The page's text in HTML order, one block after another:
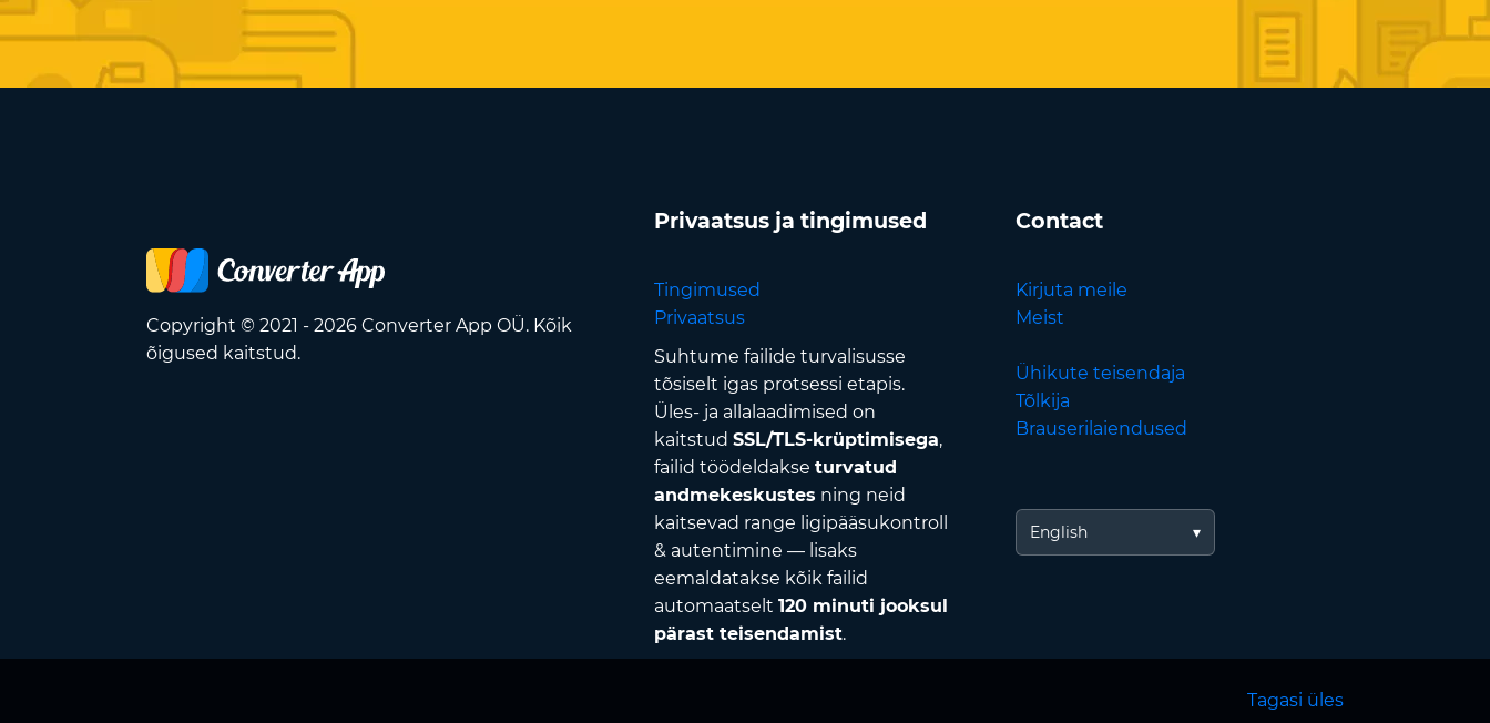
Copyright © 2021 - 2026 Converter App OÜ. Kõik
õigused kaitstud.
Privaatsus ja tingimused
Tingimused
Privaatsus
Suhtume failide turvalisusse
tõsiselt igas protsessi etapis.
Üles- ja allalaadimised on
kaitstud SSL/TLS-krüptimisega,
failid töödeldakse turvatud
andmekeskustes ning neid
kaitsevad range ligipääsukontroll
& autentimine — lisaks
eemaldatakse kõik failid
automaatselt 120 minuti jooksul
pärast teisendamist.
Contact
Kirjuta meile
Meist
Ühikute teisendaja
Tõlkija
Brauserilaiendused
English
Tagasi üles